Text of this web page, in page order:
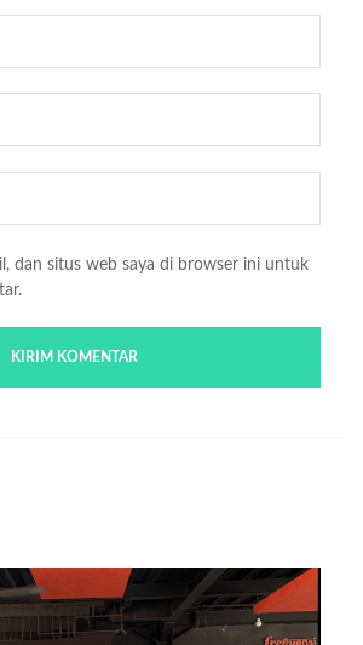
dan situs web saya di browser ini untuk